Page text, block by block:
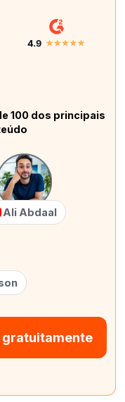
100 dos principais
Ali Abdaal
gratuitamente